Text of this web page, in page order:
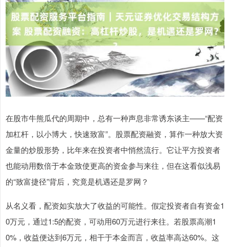
在股市牛熊瓜代的周期中，总有一种声息非常诱东谈主——“配资
加杠杆，以小博大，快速致富”。股票配资融资，算作一种放大资
金量的炒股形势，比年来在投资者中悄然流行。它让平方投资者
也能动用数倍于本金致使更高的资金参与来往，但在这看似浅易
的“致富捷径”背后，究竟是机遇还是罗网？
从名义看，配资如实放大了收益的可能性。假定投资者自有资金1
0万元，通过1:5的配资，可动用60万元进行来往。若股票高潮1
0%，收益便达到6万元，相干于本金而言，收益率高达60%。这